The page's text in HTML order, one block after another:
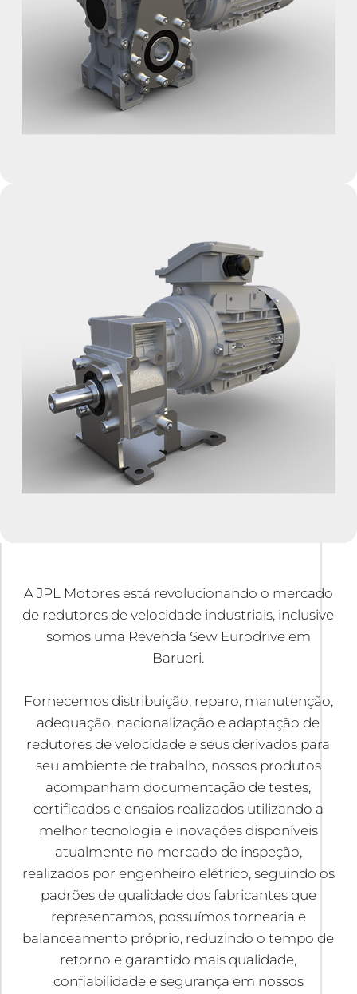
A JPL Motores está revolucionando o mercado
de redutores de velocidade industriais, inclusive
somos uma Revenda Sew Eurodrive em
Barueri.
Fornecemos distribuição, reparo, manutenção,
adequação, nacionalização e adaptação de
redutores de velocidade e seus derivados para
seu ambiente de trabalho, nossos produtos
acompanham documentação de testes,
certificados e ensaios realizados utilizando a
melhor tecnologia e inovações disponíveis
atualmente no mercado de inspeção,
realizados por engenheiro elétrico, seguindo os
padrões de qualidade dos fabricantes que
representamos, possuímos tornearia e
balanceamento próprio, reduzindo o tempo de
retorno e garantido mais qualidade,
confiabilidade e segurança em nossos